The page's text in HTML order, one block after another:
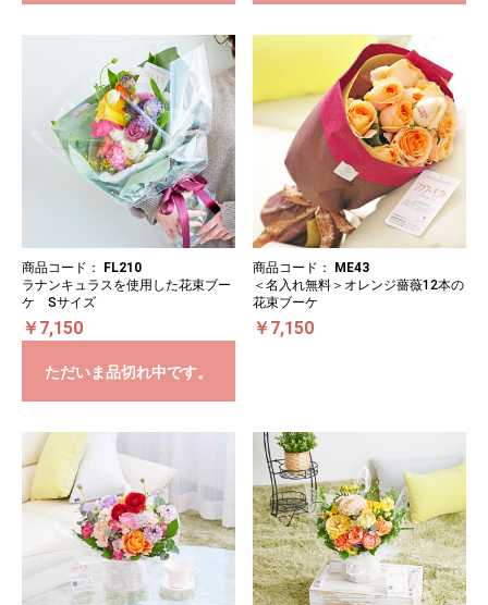
商品コード：
FL210
ラナンキュラスを使用した花束ブー
ケ Sサイズ
￥7,150
ただいま品切れ中です。
商品コード：
ME43
＜名入れ無料＞オレンジ薔薇12本の
花束ブーケ
￥7,150